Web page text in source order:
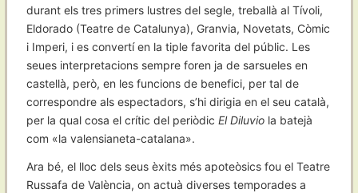
durant els tres primers lustres del segle, treballà al Tívoli,
Eldorado (Teatre de Catalunya), Granvia, Novetats, Còmic
i Imperi, i es convertí en la tiple favorita del públic. Les
seues interpretacions sempre foren ja de sarsueles en
castellà, però, en les funcions de benefici, per tal de
correspondre als espectadors, s’hi dirigia en el seu català,
per la qual cosa el crític del periòdic El Diluvio la batejà
com «la valensianeta-catalana».
Ara bé, el lloc dels seus èxits més apoteòsics fou el Teatre
Russafa de València, on actuà diverses temporades a